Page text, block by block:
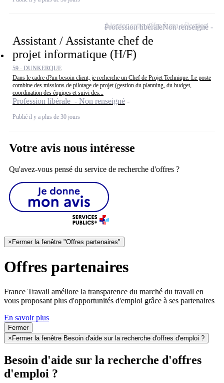
Assistant / Assistante chef de
projet informatique (H/F)
59 - DUNKERQUE
Dans le cadre d?un besoin client, je recherche un Chef de Projet Technique. Le poste
combine des missions de pilotage de projet (gestion du planning, du budget,
coordination des équipes et suivi des...
Profession libérale - Non renseigné
Publié il y a plus de 30 jours
Profession libéraleNon renseigné
Ajouter cette offre à ma sélection
Votre avis nous intéresse
Qu'avez-vous pensé du service de recherche d'offres ?
×Fermer la fenêtre "Offres partenaires"
Offres partenaires
France Travail améliore la transparence du marché du travail en
vous proposant plus d'opportunités d'emploi grâce à ses partenaires
En savoir plus
Fermer
×Fermer la fenêtre Besoin d'aide sur la recherche d'offres d'emploi ?
Besoin d'aide sur la recherche d'offres
d'emploi ?